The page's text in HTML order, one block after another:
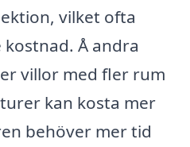
vilket ofta
Å andra
villor med fler rum
kan kosta mer
behöver mer tid